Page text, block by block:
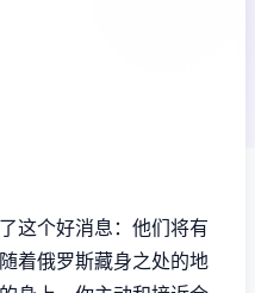
这个好消息：他们将有
着俄罗斯藏身之处的地